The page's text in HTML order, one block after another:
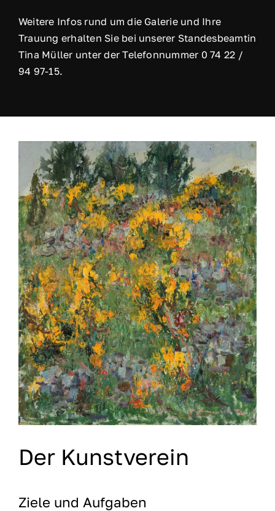
Weitere Infos rund um die Galerie und Ihre
Trauung erhalten Sie bei unserer Standesbeamtin
Tina Müller unter der Telefonnummer 0 74 22 /
94 97-15.
Der Kunstverein
Ziele und Aufgaben